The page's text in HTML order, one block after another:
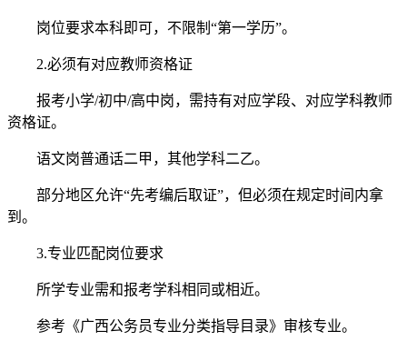
岗位要求本科即可，不限制“第一学历”。
2.必须有对应教师资格证
报考小学/初中/高中岗，需持有对应学段、对应学科教师
资格证。
语文岗普通话二甲，其他学科二乙。
部分地区允许“先考编后取证”，但必须在规定时间内拿
到。
3.专业匹配岗位要求
所学专业需和报考学科相同或相近。
参考《广西公务员专业分类指导目录》审核专业。